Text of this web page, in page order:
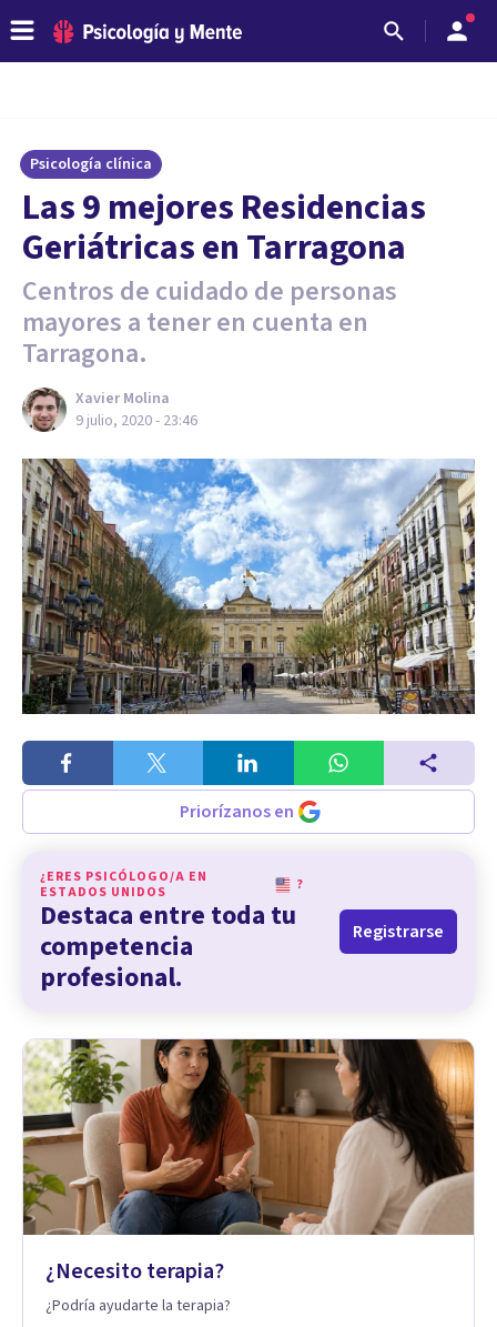
Psicología clínica
Las 9 mejores Residencias
Geriátricas en Tarragona
Centros de cuidado de personas
mayores a tener en cuenta en
Tarragona.
Xavier Molina
9 julio, 2020 - 23:46
Priorízanos en
¿ERES PSICÓLOGO/A EN
ESTADOS UNIDOS
?
Destaca entre toda tu
competencia
profesional.
Registrarse
¿Necesito terapia?
¿Podría ayudarte la terapia?